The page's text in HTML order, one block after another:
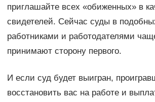
приглашайте всех «обиженных» в
свидетелей. Сейчас суды в
работниками и работодателями
принимают сторону первого.
И если суд будет выигран,
восстановить вас на работе и